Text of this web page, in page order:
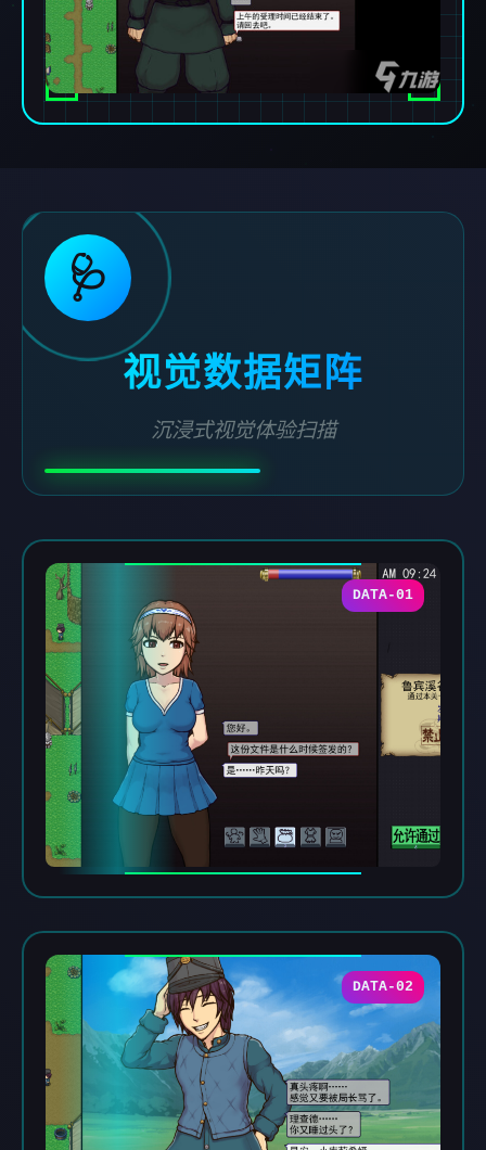
🩺
视觉数据矩阵
沉浸式视觉体验扫描
DATA-01
DATA-02